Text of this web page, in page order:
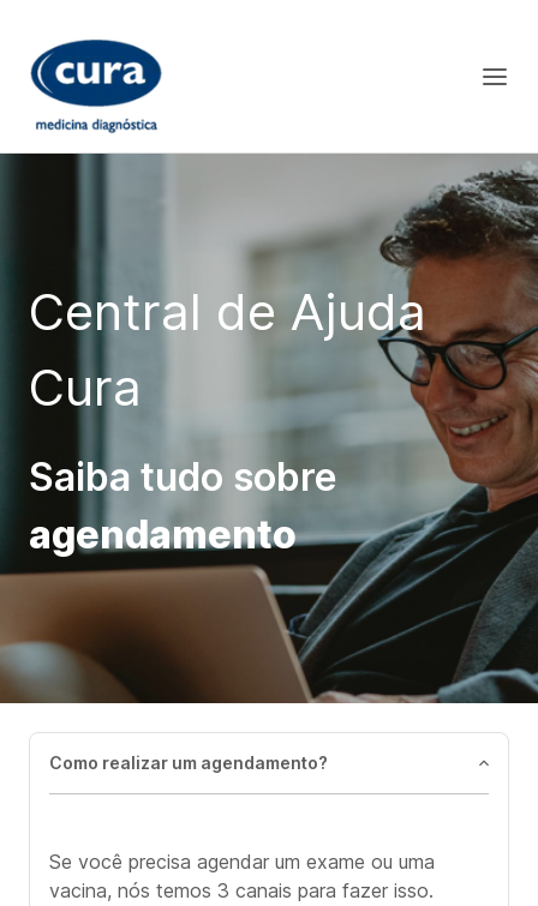
Central de Ajuda
Cura
Saiba tudo sobre
agendamento
Como realizar um agendamento?
Se você precisa agendar um exame ou uma
vacina, nós temos 3 canais para fazer isso.